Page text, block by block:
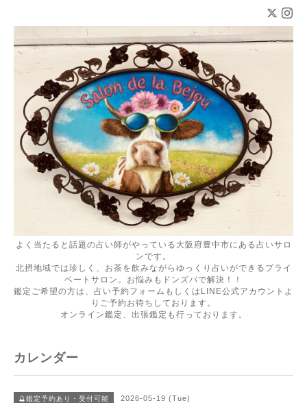
よく当たると話題の占い師がやっている大阪府豊中市にある占いサロ
ンです。
北摂地域では珍しく、お茶を飲みながらゆっくり占いができるプライ
ベートサロン。お悩みもドンズバで解決！！
鑑定ご希望の方は、占い予約フォームもしくはLINE公式アカウントよ
りご予約お待ちしております。
オンライン鑑定、出張鑑定も行っております。
カレンダー
🔮鑑定予約あり・受付可能 2026-05-19 (Tue)